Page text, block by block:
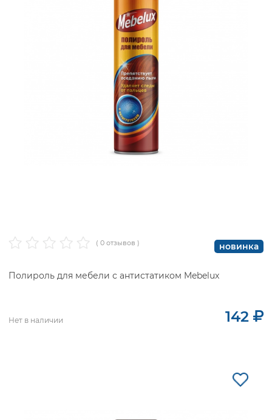
( 0 отзывов ) новинка
Полироль для мебели с антистатиком Mebelux
Нет в наличии 142